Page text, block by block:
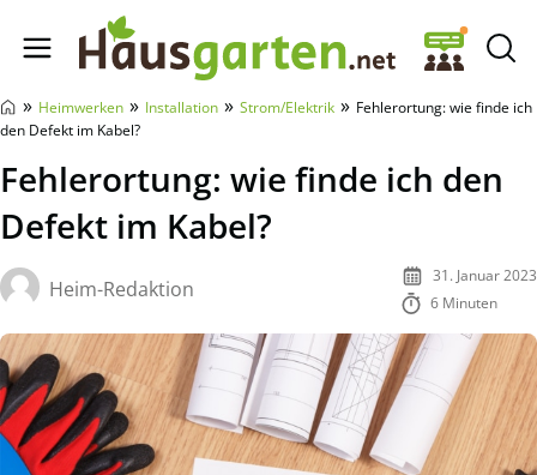
Hausgarten.net
» Heimwerken » Installation » Strom/Elektrik » Fehlerortung: wie finde ich
den Defekt im Kabel?
Fehlerortung: wie finde ich den
Defekt im Kabel?
Heim-Redaktion
31. Januar 2023
6 Minuten